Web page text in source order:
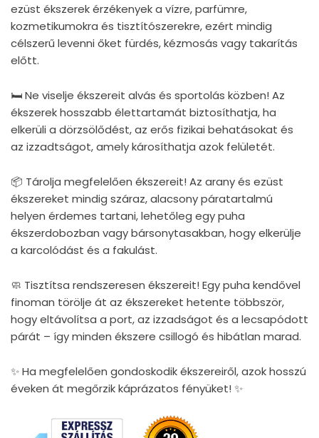
ezüst ékszerek érzékenyek a vízre, parfümre,
kozmetikumokra és tisztítószerekre, ezért mindig
célszerű levenni őket fürdés, kézmosás vagy takarítás
előtt.
🛏 Ne viselje ékszereit alvás és sportolás közben! Az
ékszerek hosszabb élettartamát biztosíthatja, ha
elkerüli a dörzsölődést, az erős fizikai behatásokat és
az izzadtságot, amely károsíthatja azok felületét.
📦 Tárolja megfelelően ékszereit! Az arany és ezüst
ékszereket mindig száraz, alacsony páratartalmú
helyen érdemes tartani, lehetőleg egy puha
ékszerdobozban vagy bársonytasakban, hogy elkerülje
a karcolódást és a fakulást.
🧼 Tisztítsa rendszeresen ékszereit! Egy puha kendővel
finoman törölje át az ékszereket hetente többször,
hogy eltávolítsa a port, az izzadságot és a lecsapódott
párát – így minden ékszere csillogó és hibátlan marad.
✨ Ha megfelelően gondoskodik ékszereiről, azok hosszú
éveken át megőrzik káprázatos fényüket! ✨